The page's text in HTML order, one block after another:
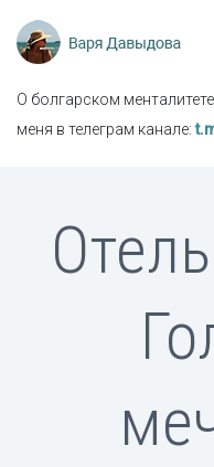
О болгарском
меня в телеграм канале: